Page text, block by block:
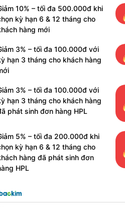
10% – tối đa 500.000đ khi
kỳ hạn 6 & 12 tháng cho
hàng mới
3% – tối đa 100.000đ với
hạn 3 tháng cho khách hàng
3% – tối đa 100.000đ với
hạn 3 tháng cho khách hàng
phát sinh đơn hàng HPL
5% – tối đa 200.000đ khi
kỳ hạn 6 & 12 tháng cho
hàng đã phát sinh đơn
HPL